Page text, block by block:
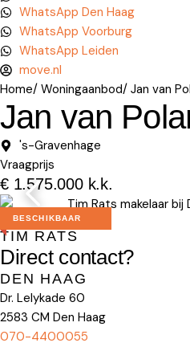
WhatsApp Den Haag
WhatsApp Voorburg
WhatsApp Leiden
move.nl
Home/ Woningaanbod/ Jan van
Jan van
's-Gravenhage
Vraagprijs
€ 1.575.000 k.k.
BESCHIKBAAR
Makelaar
TIM RATS
Direct contact?
DEN HAAG
Dr. Lelykade 60
2583 CM Den Haag
070-4400055